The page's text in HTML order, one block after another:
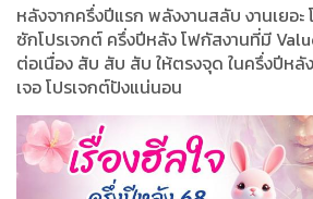
หลังจากครึ่งปีแรก พลังงานสลับ งานเยอะ
ซักโปรเจกต์ ครึ่งปีหลัง โฟกัสงานที่มี
ต่อเนื่อง สับ สับ สับ ให้ตรงจุด ในครึ่งปีหลั
เจอ โปรเจกต์ปังแน่นอน